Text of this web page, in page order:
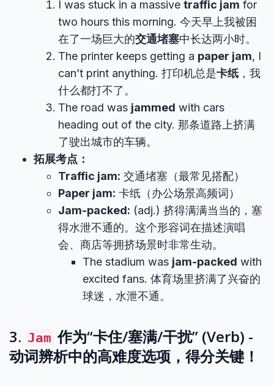
I was stuck in a massive traffic jam for
two hours this morning. 今天早上我被困
在了一场巨大的交通堵塞中长达两小时。
The printer keeps getting a paper jam, I
can’t print anything. 打印机总是卡纸 ，我
什么都打不了。
The road was jammed with cars
heading out of the city. 那条道路上挤满
了驶出城市的车辆。
拓展考点：
Traffic jam: 交通堵塞（最常见搭配）
Paper jam: 卡纸（办公场景高频词）
Jam-packed: (adj.) 挤得满满当当的，塞
得水泄不通的。这个形容词在描述演唱
会、商店等拥挤场景时非常生动。
The stadium was jam-packed with
excited fans. 体育场里挤满了兴奋的
球迷，水泄不通。
3. Jam 作为“卡住/塞满/干扰” (Verb) -
动词辨析中的高难度选项，得分关键！